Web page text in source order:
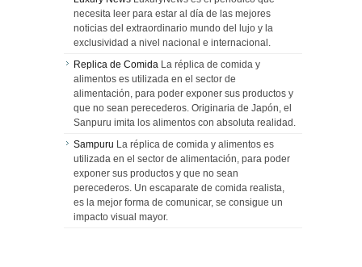
necesita leer para estar al día de las mejores
noticias del extraordinario mundo del lujo y la
exclusividad a nivel nacional e internacional.
Replica de Comida La réplica de comida y
alimentos es utilizada en el sector de
alimentación, para poder exponer sus productos y
que no sean perecederos. Originaria de Japón, el
Sanpuru imita los alimentos con absoluta realidad.
Sampuru La réplica de comida y alimentos es
utilizada en el sector de alimentación, para poder
exponer sus productos y que no sean
perecederos. Un escaparate de comida realista,
es la mejor forma de comunicar, se consigue un
impacto visual mayor.